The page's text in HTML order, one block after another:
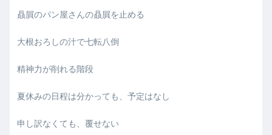
贔屓のパン屋さんの贔屓を止める
大根おろしの汁で七転八倒
精神力が削れる階段
夏休みの日程は分かっても、予定はなし
申し訳なくても、覆せない